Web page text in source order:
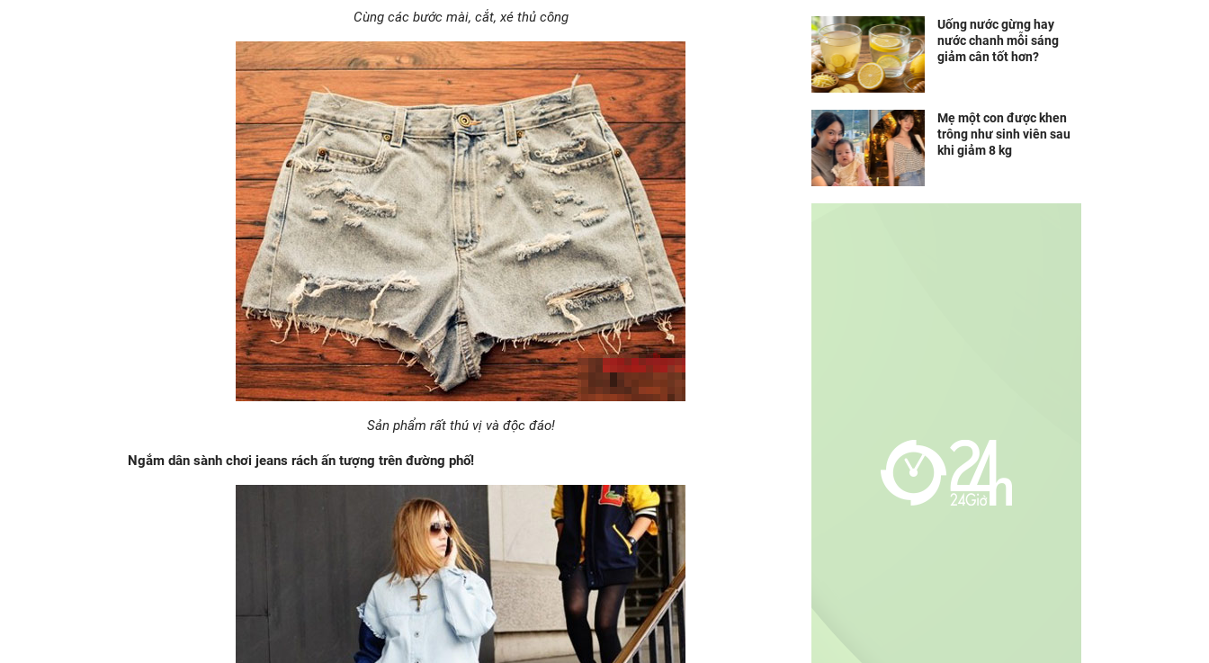
Cùng các bước mài, cắt, xé thủ công
Sản phẩm rất thú vị và độc đáo!
Ngắm dân sành chơi jeans rách ấn tượng trên đường phố!
Uống nước gừng hay
nước chanh mỗi sáng
giảm cân tốt hơn?
Mẹ một con được khen
trông như sinh viên sau
khi giảm 8 kg